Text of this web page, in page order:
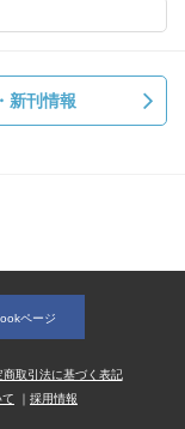
新刊情報
ページ
商取引法に基づく表記
採用情報